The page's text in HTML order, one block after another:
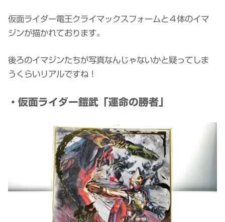
仮面ライダー電王クライマックスフォームと４体のイマ
ジンが描かれております。
後ろのイマジンたちが写真なんじゃないかと疑ってしま
うくらいリアルですね！
・仮面ライダー鎧武「運命の勝者」